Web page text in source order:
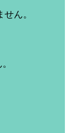
ん。